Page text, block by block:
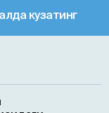
кузатинг